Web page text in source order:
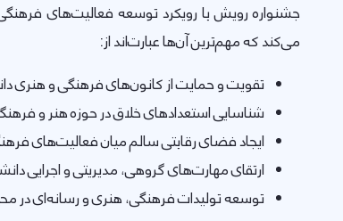
جشنواره رویش با رویکرد توسعه فعالیت‌های
می‌کند که مهم‌ترین آن‌ها عبارت‌اند از:
تقویت و حمایت از کانون‌های فرهنگی و هنری
شناسایی استعدادهای خلاق در حوزه هنر و
ایجاد فضای رقابتی سالم میان فعالیت‌های
ارتقای مهارت‌های گروهی، مدیریتی و اجرایی
توسعه تولیدات فرهنگی، هنری و رسانه‌ای در